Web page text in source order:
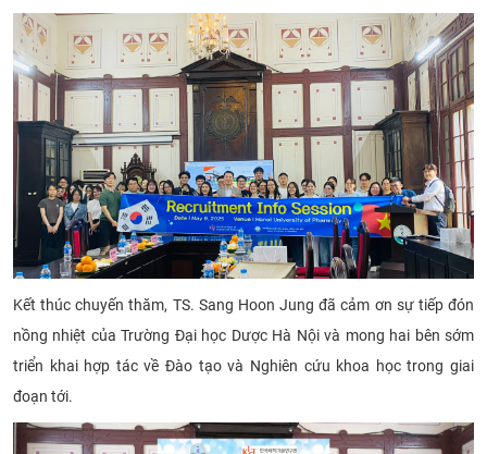
Kết thúc chuyến thăm, TS. Sang Hoon Jung đã cảm ơn sự tiếp đón
nồng nhiệt của Trường Đại học Dược Hà Nội và mong hai bên sớm
triển khai hợp tác về Đào tạo và Nghiên cứu khoa học trong giai
đoạn tới.